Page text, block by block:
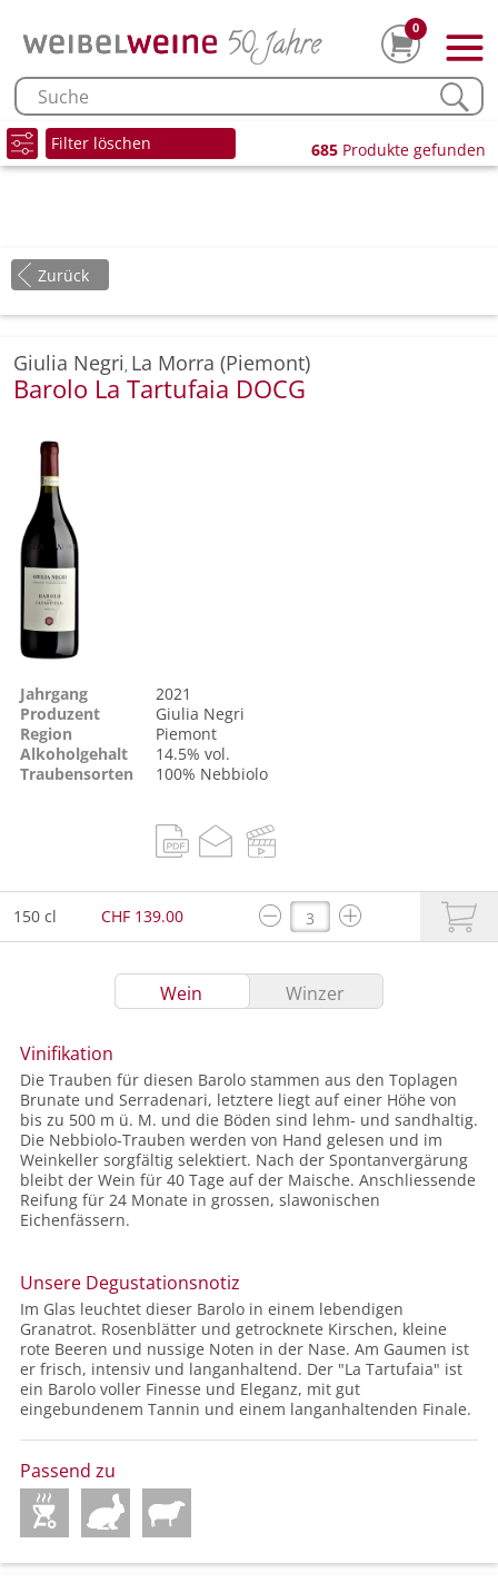
0
Filter löschen 685 Produkte gefunden
Zurück
Giulia Negri, La Morra (Piemont)
Barolo La Tartufaia DOCG
Jahrgang
2021
Produzent
Giulia Negri
Region
Piemont
Alkoholgehalt
14.5% vol.
Traubensorten
100% Nebbiolo
150 cl CHF 139.00
Wein Winzer
Vinifikation
Die Trauben für diesen Barolo stammen aus den Toplagen
Brunate und Serradenari, letztere liegt auf einer Höhe von
bis zu 500 m ü. M. und die Böden sind lehm- und sandhaltig.
Die Nebbiolo-Trauben werden von Hand gelesen und im
Weinkeller sorgfältig selektiert. Nach der Spontanvergärung
bleibt der Wein für 40 Tage auf der Maische. Anschliessende
Reifung für 24 Monate in grossen, slawonischen
Eichenfässern.
Unsere Degustationsnotiz
Im Glas leuchtet dieser Barolo in einem lebendigen
Granatrot. Rosenblätter und getrocknete Kirschen, kleine
rote Beeren und nussige Noten in der Nase. Am Gaumen ist
er frisch, intensiv und langanhaltend. Der "La Tartufaia" ist
ein Barolo voller Finesse und Eleganz, mit gut
eingebundenem Tannin und einem langanhaltenden Finale.
Passend zu